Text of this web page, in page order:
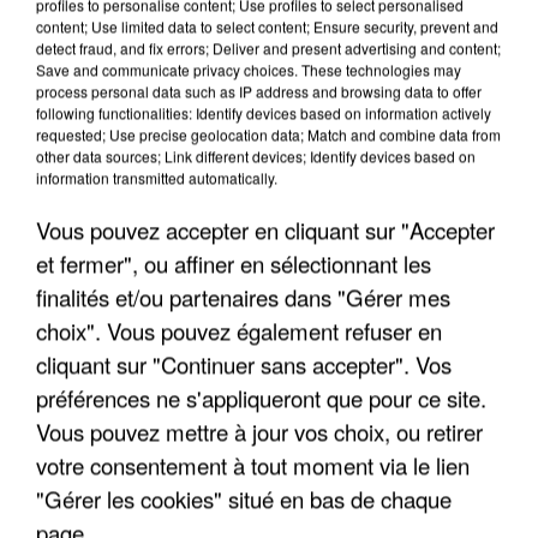
FRANCE
"JE SUIS À DISPOSITION DES
ENFOIRÉS"
"ON A TOUS LE TRAC"
"ON N'EST PAS DES PARENTS
PARFAITS"
content; Use limited data to select content; Ensure security, prevent and
detect fraud, and fix errors; Deliver and present advertising and content;
Save and communicate privacy choices. These technologies may
process personal data such as IP address and browsing data to offer
following functionalities: Identify devices based on information actively
requested; Use precise geolocation data; Match and combine data from
other data sources; Link different devices; Identify devices based on
information transmitted automatically.
Vous pouvez accepter en cliquant sur "Accepter
et fermer", ou affiner en sélectionnant les
finalités et/ou partenaires dans "Gérer mes
choix". Vous pouvez également refuser en
cliquant sur "Continuer sans accepter". Vos
préférences ne s'appliqueront que pour ce site.
Vous pouvez mettre à jour vos choix, ou retirer
votre consentement à tout moment via le lien
"Gérer les cookies" situé en bas de chaque
page.